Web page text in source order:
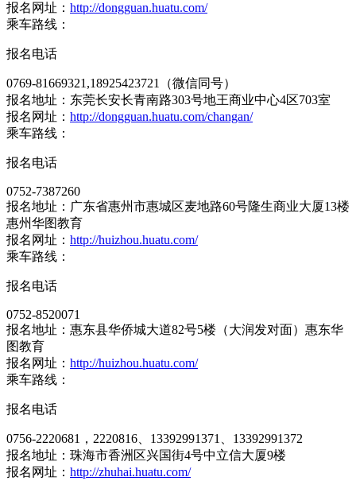
报名网址： http://dongguan.huatu.com/
乘车路线：
报名电话
0769-81669321,18925423721（微信同号）
报名地址：东莞长安长青南路303号地王商业中心4区703室
报名网址： http://dongguan.huatu.com/changan/
乘车路线：
报名电话
0752-7387260
报名地址：广东省惠州市惠城区麦地路60号隆生商业大厦13楼
惠州华图教育
报名网址： http://huizhou.huatu.com/
乘车路线：
报名电话
0752-8520071
报名地址：惠东县华侨城大道82号5楼（大润发对面）惠东华
图教育
报名网址： http://huizhou.huatu.com/
乘车路线：
报名电话
0756-2220681，2220816、13392991371、13392991372
报名地址：珠海市香洲区兴国街4号中立信大厦9楼
报名网址： http://zhuhai.huatu.com/